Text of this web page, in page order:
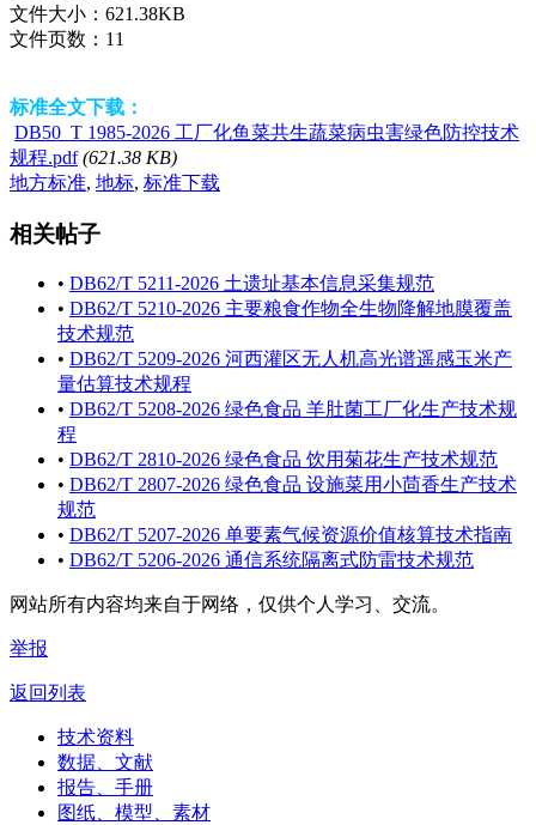
文件大小： 621.38KB
文件页数： 11
标准全文下载：
DB50_T 1985-2026 工厂化鱼菜共生蔬菜病虫害绿色防控技术
规程.pdf (621.38 KB)
地方标准, 地标, 标准下载
相关帖子
• DB62/T 5211-2026 土遗址基本信息采集规范
• DB62/T 5210-2026 主要粮食作物全生物降解地膜覆盖
技术规范
• DB62/T 5209-2026 河西灌区无人机高光谱遥感玉米产
量估算技术规程
• DB62/T 5208-2026 绿色食品 羊肚菌工厂化生产技术规
程
• DB62/T 2810-2026 绿色食品 饮用菊花生产技术规范
• DB62/T 2807-2026 绿色食品 设施菜用小茴香生产技术
规范
• DB62/T 5207-2026 单要素气候资源价值核算技术指南
• DB62/T 5206-2026 通信系统隔离式防雷技术规范
网站所有内容均来自于网络，仅供个人学习、交流。
举报
返回列表
技术资料
数据、文献
报告、手册
图纸、模型、素材